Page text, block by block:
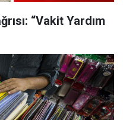
“Vakit Yardım